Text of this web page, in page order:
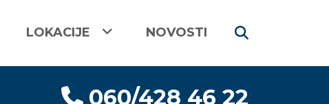
LOKACIJE NOVOSTI
060/428 46 22